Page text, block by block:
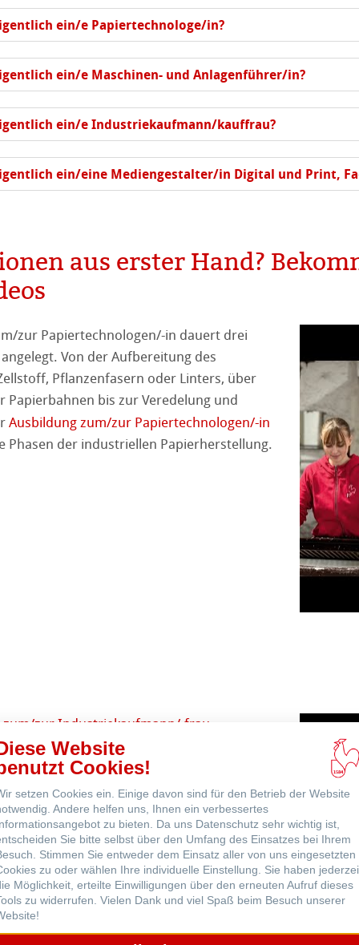
ein/e Papiertechnologe/in?
ein/e Maschinen- und Anlagenführer/in?
ein/e Industriekaufmann/kauffrau?
ein/eine Mediengestalter/in Digital und Print,
aus erster Hand?
zur Papiertechnologen/-in dauert drei
Von der Aufbereitung des
Pflanzenfasern oder Linters, über
Papierbahnen bis zur Veredelung und
Ausbildung zum/zur Papiertechnologen/-in
Phasen der industriellen Papierherstellung.
zum/zur Industriekaufmann/-frau
Bereiche unseres Unternehmens wie
Kalkulation,
Einkauf, E-Commerce, Marketing,
und Personalwesen. Die Ausbildung
frau dauert drei Jahre und ist
Website
Cookies!
setzen Cookies ein. Einige davon sind für den Betrieb der Website
Andere helfen uns, Ihnen ein verbessertes
zu bieten. Da uns Datenschutz sehr wichtig ist,
Sie bitte selbst über den Umfang des Einsatzes bei Ihrem
Stimmen Sie entweder dem Einsatz aller von uns eingesetzten
zu oder wählen Ihre individuelle Einstellung. Sie haben
Möglichkeit, erteilte Einwilligungen über den erneuten Aufruf dieses
zu widerrufen. Vielen Dank und viel Spaß beim Besuch unserer